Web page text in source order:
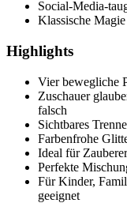
Social-Media-
Klassische
Highlights
Vier bewegliche
Zuschauer
falsch
Sichtbares
Farbenfrohe
Ideal für
Perfekte
Für Kinder,
geeignet